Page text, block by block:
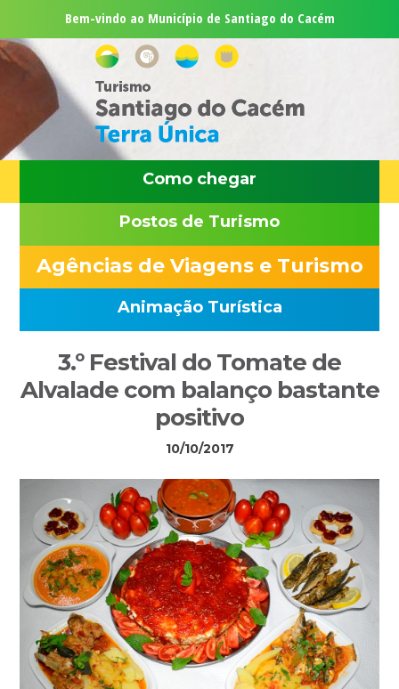
para
principal
to
main
para
lateral
principal
para
Bem-vindo ao Município de Santiago do Cacém
Como chegar
Postos de Turismo
Agências de Viagens e Turismo
Animação Turística
3.º Festival do Tomate de
Alvalade com balanço bastante
positivo
10/10/2017
Sidebar
primária